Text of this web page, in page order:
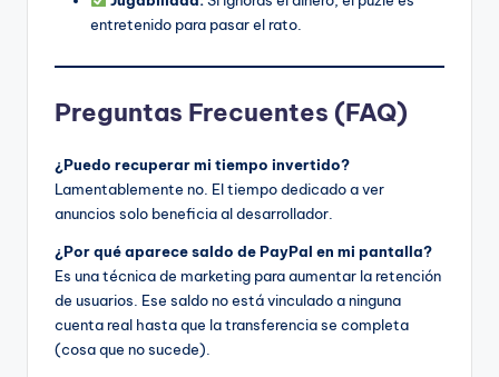
entretenido para pasar el rato.
Preguntas Frecuentes (FAQ)
¿Puedo recuperar mi tiempo invertido?
Lamentablemente no. El tiempo dedicado a ver
anuncios solo beneficia al desarrollador.
¿Por qué aparece saldo de PayPal en mi pantalla?
Es una técnica de marketing para aumentar la retención
de usuarios. Ese saldo no está vinculado a ninguna
cuenta real hasta que la transferencia se completa
(cosa que no sucede).